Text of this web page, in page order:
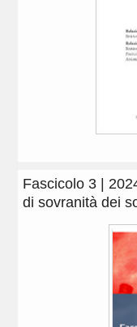
Fascicolo 3 |
di sovranità dei